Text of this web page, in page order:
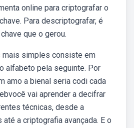
online para criptografar o
Para descriptografar, é
que o gerou.
mais simples consiste em
alfabeto pela seguinte. Por
amo a bienal seria codi cada
vai aprender a decifrar
técnicas, desde a
a criptografia avançada. E o